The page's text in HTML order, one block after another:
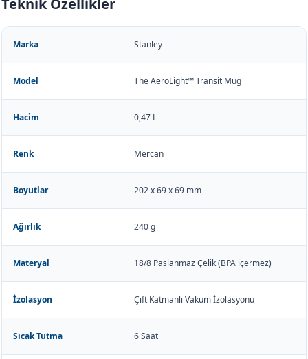
Teknik Özellikler
Marka Stanley
Model The AeroLight™ Transit Mug
Hacim 0,47 L
Renk Mercan
Boyutlar 202 x 69 x 69 mm
Ağırlık 240 g
Materyal 18/8 Paslanmaz Çelik (BPA içermez)
İzolasyon Çift Katmanlı Vakum İzolasyonu
Sıcak Tutma 6 Saat